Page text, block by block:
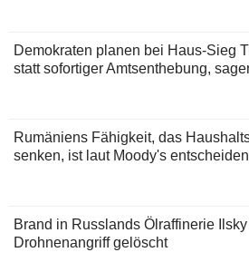
Demokraten planen bei Haus-Sieg
statt sofortiger Amtsenthebung,
Rumäniens Fähigkeit, das
senken, ist laut Moody's
Brand in Russlands Ölraffinerie
Drohnenangriff gelöscht